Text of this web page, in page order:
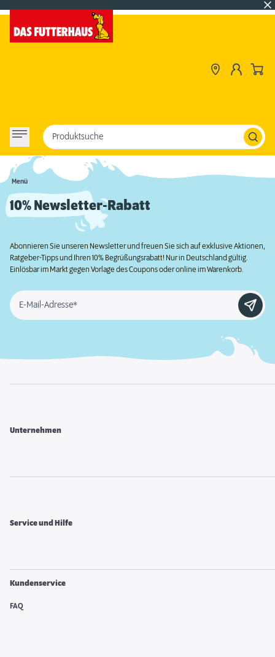
Menü
Produktsuche
10% Newsletter-Rabatt
Abonnieren Sie unseren Newsletter und freuen Sie sich auf exklusive Aktionen,
Ratgeber-Tipps und Ihren 10% Begrüßungsrabatt! Nur in Deutschland gültig.
Einlösbar im Markt gegen Vorlage des Coupons oder online im Warenkorb.
E-Mail-Adresse*
Unternehmen
Service und Hilfe
Kundenservice
FAQ